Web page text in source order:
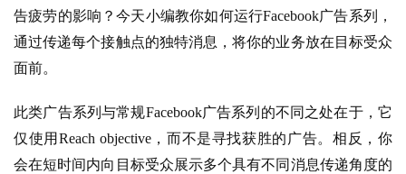
告疲劳的影响？今天小编教你如何运行Facebook广告系列，
通过传递每个接触点的独特消息，将你的业务放在目标受众
面前。
此类广告系列与常规Facebook广告系列的不同之处在于，它
仅使用Reach objective，而不是寻找获胜的广告。相反，你
会在短时间内向目标受众展示多个具有不同消息传递角度的